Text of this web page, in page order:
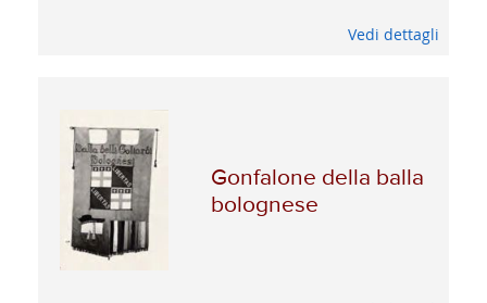
Vedi dettagli
Gonfalone della balla
bolognese